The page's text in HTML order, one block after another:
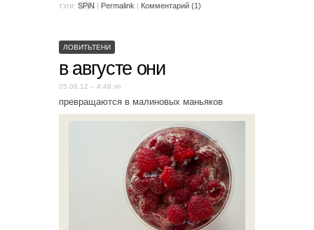
тэги: SPiN Permalink Комментарий (1)
ЛОВИТЬТЕНИ
в августе они
05.08.12 – 4:48 пп
превращаются в малиновых маньяков